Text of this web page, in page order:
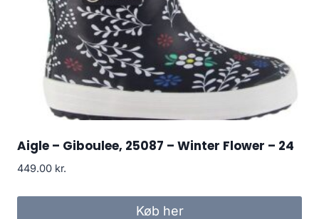
Aigle – Giboulee, 25087 – Winter Flower – 24
449.00 kr.
Køb her